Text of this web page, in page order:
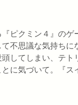
ピクミン４』のゲ
不思議な気持ち
してしまい、テ
に気づいて。『ス